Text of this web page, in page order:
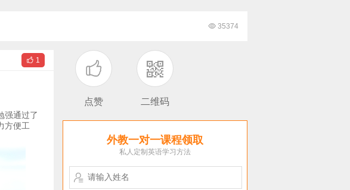
 35374

点赞 二维码
外教一对一课程领取
私人定制英语学习方法

 1
强通过了
方便工